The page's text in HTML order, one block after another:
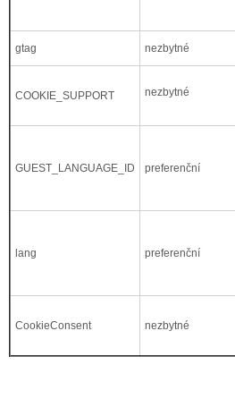
gtag nezbytné
COOKIE_SUPPORT nezbytné
GUEST_LANGUAGE_ID preferenční
lang preferenční
CookieConsent nezbytné